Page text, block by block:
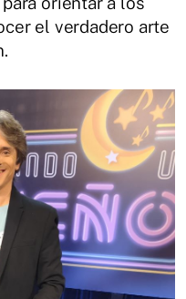
el verdadero arte